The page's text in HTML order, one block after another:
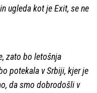
ugleda kot je Exit, se ne
zato bo letošnja
potekala v Srbiji, kjer je
da smo dobrodošli v